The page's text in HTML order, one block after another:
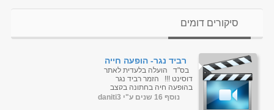
סיקורים דומים
רביד נגר- הופעה חייה
בחתונה
בס"ד הועלה בלעדית לאתר
דוסינט !!! הזמר רביד נגר
בהופעה חיה בחתונה בקצב
חסידי קמעא וקצב תימנ...
נוסף 16 שנים ע"י daniti3